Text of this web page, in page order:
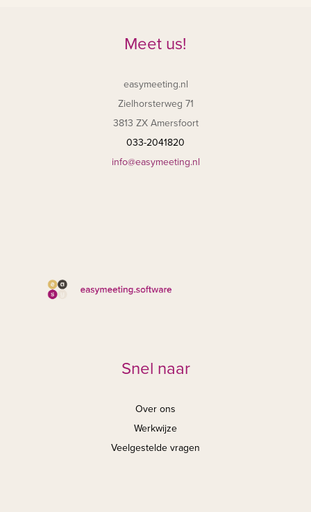
Meet us!
easymeeting.nl
Zielhorsterweg 71
3813 ZX Amersfoort
033-2041820
info@easymeeting.nl
Snel naar
Over ons
Werkwijze
Veelgestelde vragen